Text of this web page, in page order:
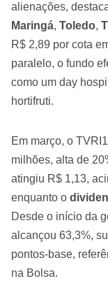
alienações,
Maringá, Toledo,
R$ 2,89 por cota
paralelo, o fundo
como um day
hortifruti.
Em março, o
milhões, alta de
atingiu R$ 1,13,
enquanto o
Desde o início da
alcançou 63,3%,
pontos-base,
na Bolsa.